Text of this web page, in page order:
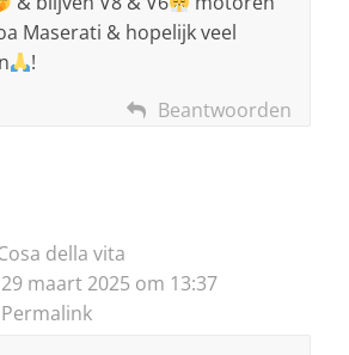
Maserati & hopelijk veel
!
Beantwoorden
della vita
29 maart 2025 om 13:37
Permalink